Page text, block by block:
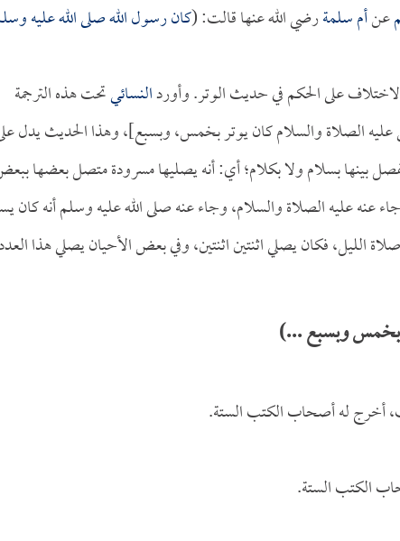
عنأم سلمةرضي الله عنها قالت: (كان رسول الله صلى الله عليه
على الحكم في حديث الوتر. وأوردالنسائيتحت هذه الترجمة
عليه الصلاة والسلام كان يوتر بخمس، وبسبع]، وهذا الحديث يدل
بينها بسلام ولا بكلام؛ أي: أنه يصليها مسرودة متصل بعضها
عنه عليه الصلاة والسلام، وجاء عنه صلى الله عليه وسلم أنه كان
فكان يصلي اثنتين اثنتين، وفي بعض الأحيان يصلي هذا
بخمس وبسبع ...)
أخرج له أصحاب الكتب الستة.
الكتب الستة.